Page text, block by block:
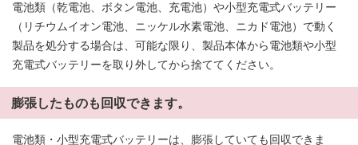
電池類（乾電池、ボタン電池、充電池）や小型充電式バッテリー
（リチウムイオン電池、ニッケル水素電池、ニカド電池）で動く
製品を処分する場合は、可能な限り、製品本体から電池類や小型
充電式バッテリーを取り外してから捨ててください。
膨張したものも回収できます。
電池類・小型充電式バッテリーは、膨張していても回収できま